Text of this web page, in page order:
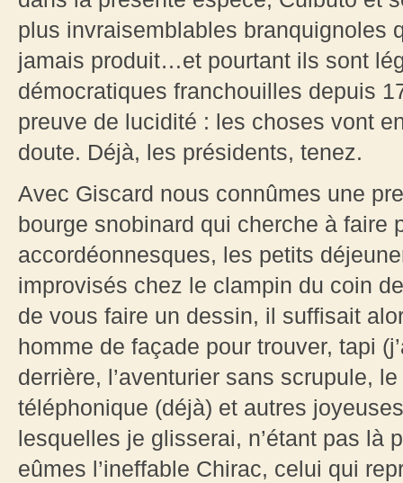
plus invraisemblables branquignoles
jamais produit…et pourtant ils sont
démocratiques franchouilles depuis
preuve de lucidité : les choses vont
doute. Déjà, les présidents, tenez.
Avec Giscard nous connûmes une
bourge snobinard qui cherche à faire
accordéonnesques, les petits
improvisés chez le clampin du coin
de vous faire un dessin, il suffisait
homme de façade pour trouver, tapi
derrière, l’aventurier sans scrupule,
téléphonique (déjà) et autres
lesquelles je glisserai, n’étant pas là
eûmes l’ineffable Chirac, celui qui